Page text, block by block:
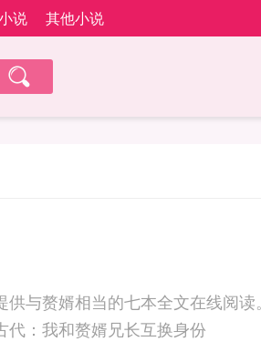
说 其他小说
与赘婿相当的七本全文在线阅读。
住本站：言情小说网 网址：www.33yanqing.com 古代：我和赘婿兄长互换身份